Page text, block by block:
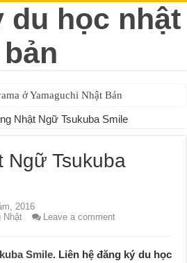
ở Yamaguchi Nhật Bản
Nhật Ngữ Tsukuba Smile
Ngữ Tsukuba
2016
Nhật
Leave a comment
Smile. Liên hệ đăng ký du học